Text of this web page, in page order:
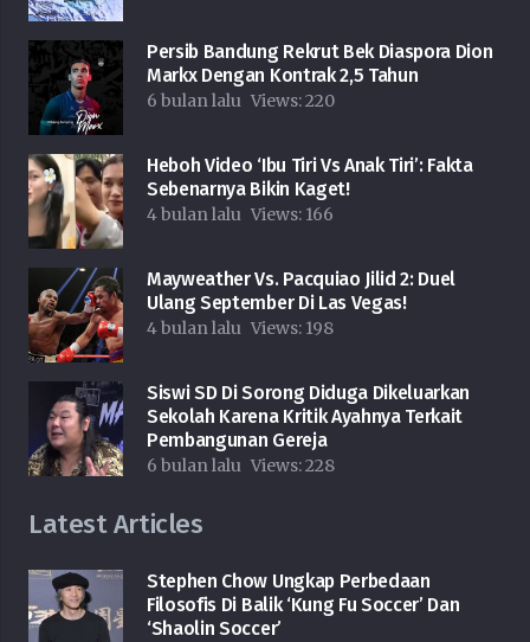
Persib Bandung Rekrut Bek Diaspora Dion
Markx Dengan Kontrak 2,5 Tahun
6 bulan lalu Views:220
Heboh Video ‘Ibu Tiri Vs Anak Tiri’: Fakta
Sebenarnya Bikin Kaget!
4 bulan lalu Views: 166
Mayweather Vs. Pacquiao Jilid 2: Duel
Ulang September Di Las Vegas!
4 bulan lalu Views: 198
Siswi SD Di Sorong Diduga Dikeluarkan
Sekolah Karena Kritik Ayahnya Terkait
Pembangunan Gereja
6 bulan lalu Views:228
Latest Articles
Stephen Chow Ungkap Perbedaan
Filosofis Di Balik ‘Kung Fu Soccer’ Dan
‘Shaolin Soccer’